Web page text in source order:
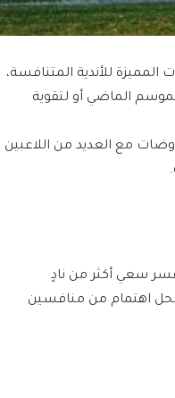
للأندية المتنافسة،
الماضي أو لتقوية
مع العديد من اللاعبين
سعي أكثر من نادٍ
اهتمام من منافسين